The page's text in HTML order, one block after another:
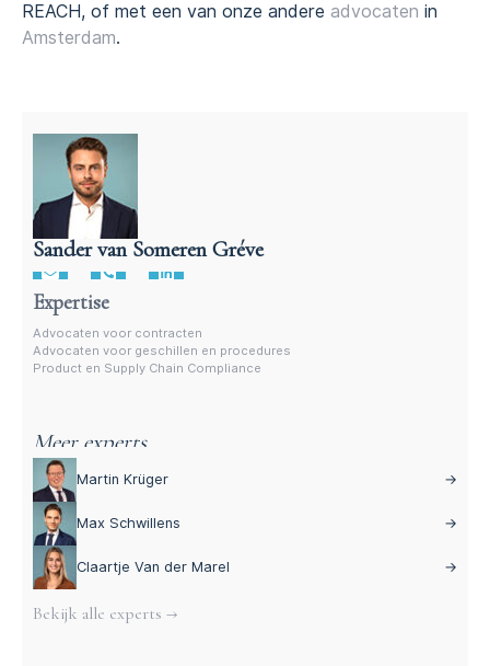
REACH, of met een van onze andere advocaten in
Amsterdam.
Sander van Someren Gréve
Advocaat geschillen en procedures
Expertise
Advocaten voor contracten
Advocaten voor geschillen en procedures
Product en Supply Chain Compliance
Meer experts
Martin Krüger →
Max Schwillens →
Claartje Van der Marel →
Bekijk alle experts →